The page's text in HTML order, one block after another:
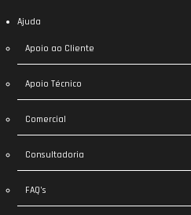
Ajuda
Apoio ao Cliente
Apoio Técnico
Comercial
Consultadoria
FAQ’s